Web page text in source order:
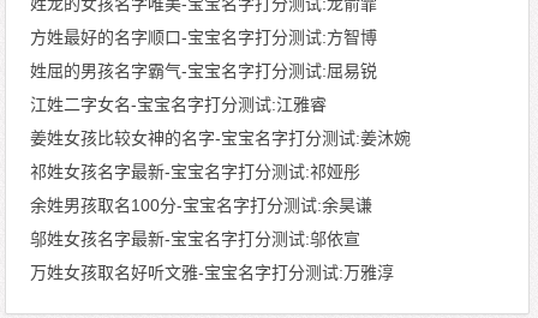
姓龙的女孩名字唯美-宝宝名字打分测试:龙俞霏
方姓最好的名字顺口-宝宝名字打分测试:方智博
姓屈的男孩名字霸气-宝宝名字打分测试:屈易锐
江姓二字女名-宝宝名字打分测试:江雅睿
姜姓女孩比较女神的名字-宝宝名字打分测试:姜沐婉
祁姓女孩名字最新-宝宝名字打分测试:祁娅彤
余姓男孩取名100分-宝宝名字打分测试:余昊谦
邬姓女孩名字最新-宝宝名字打分测试:邬依宣
万姓女孩取名好听文雅-宝宝名字打分测试:万雅淳